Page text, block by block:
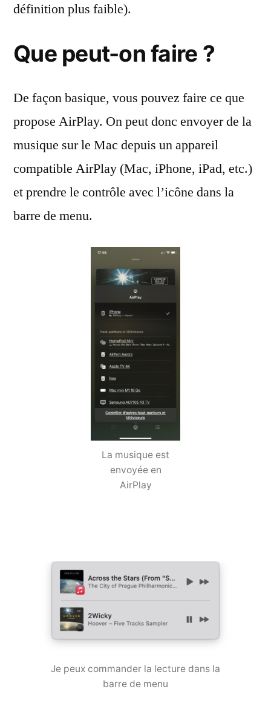
définition plus faible).
Que peut-on faire ?
De façon basique, vous pouvez faire ce que
propose AirPlay. On peut donc envoyer de la
musique sur le Mac depuis un appareil
compatible AirPlay (Mac, iPhone, iPad, etc.)
et prendre le contrôle avec l’icône dans la
barre de menu.
La musique est
envoyée en
AirPlay
Je peux commander la lecture dans la
barre de menu